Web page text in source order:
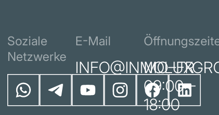
Soziale
Netzwerke
E-Mail
MO–FR
09:00 –
18:00